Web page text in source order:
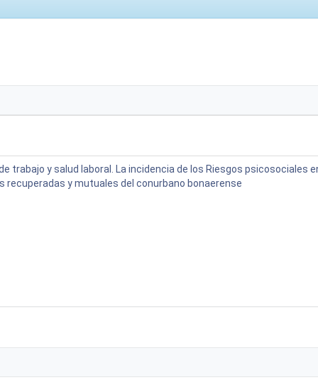
trabajo y salud laboral. La incidencia de los Riesgos psicosociales
recuperadas y mutuales del conurbano bonaerense